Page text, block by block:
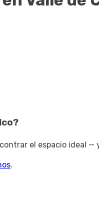
?
el espacio ideal
.